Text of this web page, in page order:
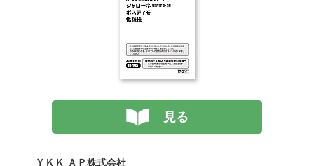
見る
ＹＫＫ ＡＰ株式会社